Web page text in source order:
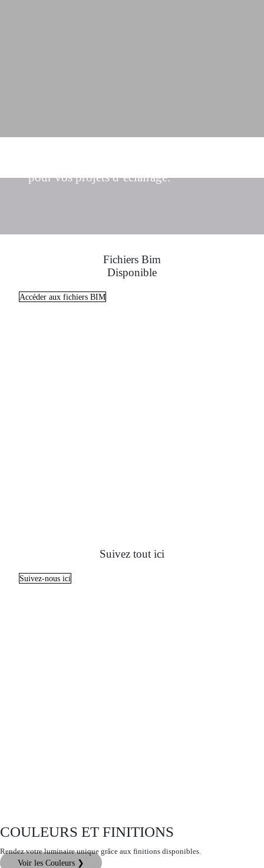
pour vos projets d’éclairage.
Fichiers Bim
Disponible
Accéder aux fichiers BIM
Suivez tout ici
Suivez-nous ici
COULEURS ET FINITIONS
Rendez votre luminaire unique grâce aux finitions disponibles.
Voir les Couleurs ❯